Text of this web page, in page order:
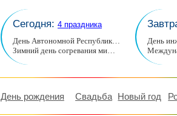
Сегодня: 4 праздника
День Автономной Республик…
Зимний день согревания ми…
День
День рождения Свадьба Новый год